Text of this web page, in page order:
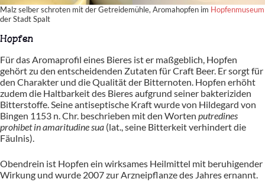
Malz selber schroten mit der Getreidemühle, Aromahopfen im Hopfenmuseum
der Stadt Spalt
Hopfen
Für das Aromaprofil eines Bieres ist er maßgeblich, Hopfen
gehört zu den entscheidenden Zutaten für Craft Beer. Er sorgt für
den Charakter und die Qualität der Bitternoten. Hopfen erhöht
zudem die Haltbarkeit des Bieres aufgrund seiner bakteriziden
Bitterstoffe. Seine antiseptische Kraft wurde von Hildegard von
Bingen 1153 n. Chr. beschrieben mit den Worten putredines
prohibet in amaritudine sua (lat., seine Bitterkeit verhindert die
Fäulnis).
Obendrein ist Hopfen ein wirksames Heilmittel mit beru­higender
Wirkung und wurde 2007 zur Arzneipflanze des Jahres ernannt.